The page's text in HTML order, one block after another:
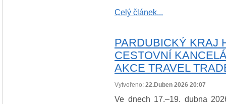
Celý článek...
PARDUBICKÝ KRAJ
CESTOVNÍ
AKCE TRAVEL
Vytvořeno: 22.Duben 2026 20:07
Ve dnech 17.–19. dubna